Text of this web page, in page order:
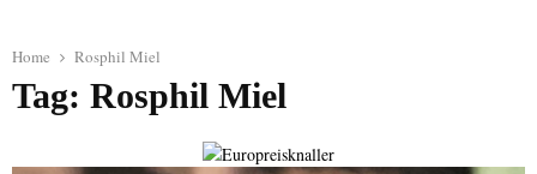
Home Rosphil Miel
Tag: Rosphil Miel